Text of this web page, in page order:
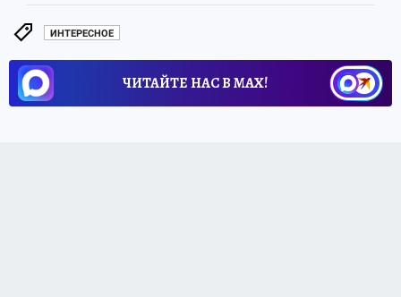
ИНТЕРЕСНОЕ
ЧИТАЙТЕ НАС В МАХ!